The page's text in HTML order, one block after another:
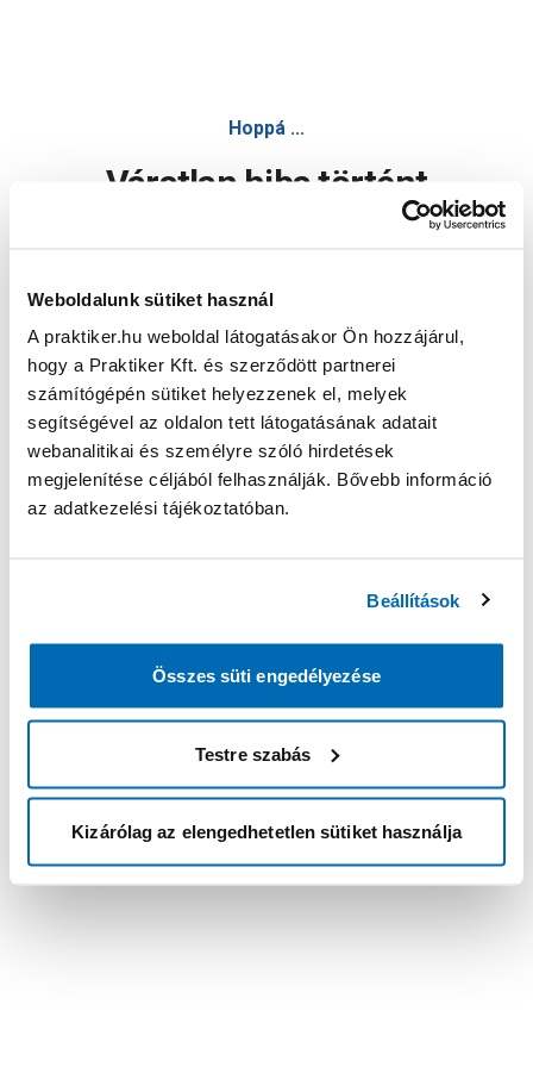
Weboldalunk sütiket használ
A praktiker.hu weboldal látogatásakor Ön hozzájárul,
hogy a Praktiker Kft. és szerződött partnerei
számítógépén sütiket helyezzenek el, melyek
segítségével az oldalon tett látogatásának adatait
webanalitikai és személyre szóló hirdetések
megjelenítése céljából felhasználják. Bővebb információ
az adatkezelési tájékoztatóban.
Beállítások
Összes süti engedélyezése
Testre szabás
Kizárólag az elengedhetetlen sütiket használja
Hoppá ...
Váratlan hiba történt
Oldal újratöltése